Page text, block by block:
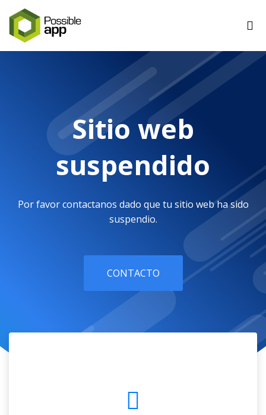
Sitio web
suspendido
Por favor contactanos dado que tu sitio web ha sido
suspendio.
CONTACTO